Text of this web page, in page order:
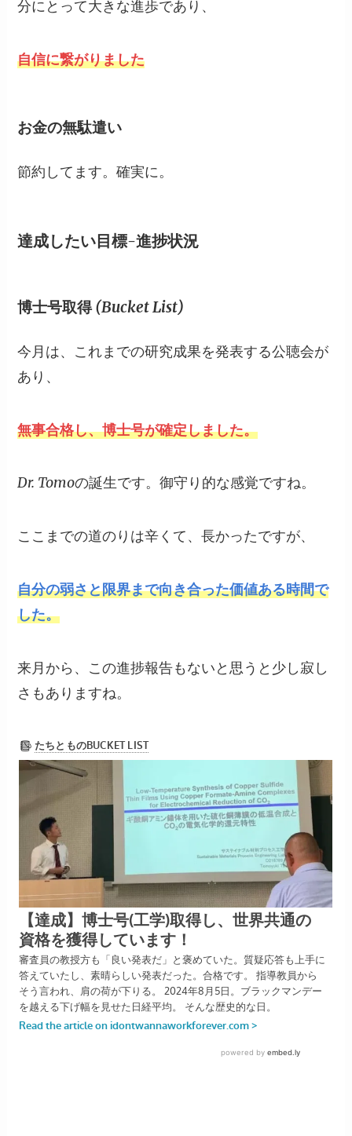
分にとって大きな進歩であり、
自信に繋がりました
お金の無駄遣い
節約してます。確実に。
達成したい目標-進捗状況
博士号取得 (Bucket List)
今月は、これまでの研究成果を発表する公聴会が
あり、
無事合格し、博士号が確定しました。
Dr. Tomoの誕生です。御守り的な感覚ですね。
ここまでの道のりは辛くて、長かったですが、
自分の弱さと限界まで向き合った価値ある時間で
した。
来月から、この進捗報告もないと思うと少し寂し
さもありますね。